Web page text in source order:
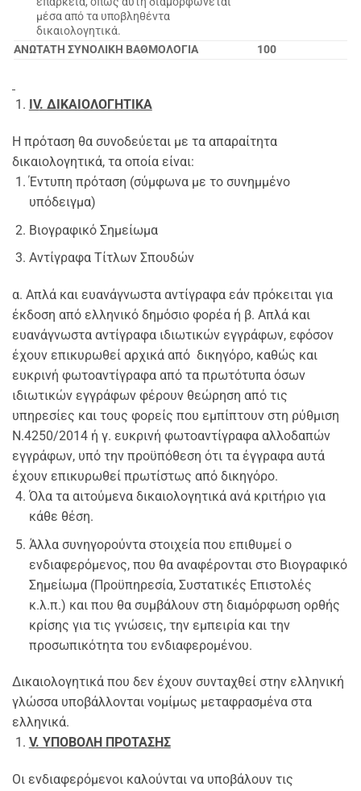
μέσα από τα υποβληθέντα
δικαιολογητικά.
ΑΝΩΤΑΤΗ ΣΥΝΟΛΙΚΗ ΒΑΘΜΟΛΟΓΙΑ
100
IV. ΔΙΚΑΙΟΛΟΓΗΤΙΚΑ
Η πρόταση θα συνοδεύεται με τα απαραίτητα
δικαιολογητικά, τα οποία είναι:
Έντυπη πρόταση (σύμφωνα με το συνημμένο
υπόδειγμα)
Βιογραφικό Σημείωμα
Αντίγραφα Τίτλων Σπουδών
α. Απλά και ευανάγνωστα αντίγραφα εάν πρόκειται για
έκδοση από ελληνικό δημόσιο φορέα ή β. Απλά και
ευανάγνωστα αντίγραφα ιδιωτικών εγγράφων, εφόσον
έχουν επικυρωθεί αρχικά από δικηγόρο, καθώς και
ευκρινή φωτοαντίγραφα από τα πρωτότυπα όσων
ιδιωτικών εγγράφων φέρουν θεώρηση από τις
υπηρεσίες και τους φορείς που εμπίπτουν στη ρύθμιση
Ν.4250/2014 ή γ. ευκρινή φωτοαντίγραφα αλλοδαπών
εγγράφων, υπό την προϋπόθεση ότι τα έγγραφα αυτά
έχουν επικυρωθεί πρωτίστως από δικηγόρο.
Όλα τα αιτούμενα δικαιολογητικά ανά κριτήριο για
κάθε θέση.
Άλλα συνηγορούντα στοιχεία που επιθυμεί ο
ενδιαφερόμενος, που θα αναφέρονται στο Βιογραφικό
Σημείωμα (Προϋπηρεσία, Συστατικές Επιστολές
κ.λ.π.) και που θα συμβάλουν στη διαμόρφωση ορθής
κρίσης για τις γνώσεις, την εμπειρία και την
προσωπικότητα του ενδιαφερομένου.
Δικαιολογητικά που δεν έχουν συνταχθεί στην ελληνική
γλώσσα υποβάλλονται νομίμως μεταφρασμένα στα
ελληνικά.
V. ΥΠΟΒΟΛΗ ΠΡΟΤΑΣΗΣ
Οι ενδιαφερόμενοι καλούνται να υποβάλουν τις